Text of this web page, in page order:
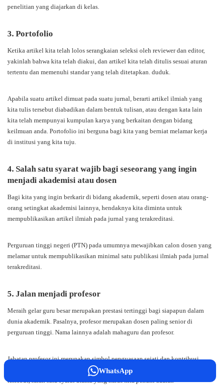
penelitian yang diajarkan di kelas.
3. Portofolio
Ketika artikel kita telah lolos serangkaian seleksi oleh reviewer dan editor,
yakinlah bahwa kita telah diakui, dan artikel kita telah ditulis sesuai aturan
tertentu dan memenuhi standar yang telah ditetapkan. duduk.
Apabila suatu artikel dimuat pada suatu jurnal, berarti artikel ilmiah yang
kita tulis tersebut diabadikan dalam bentuk tulisan, atau dengan kata lain
kita telah mempunyai kumpulan karya yang berkaitan dengan bidang
keilmuan anda. Portofolio ini berguna bagi kita yang berniat melamar kerja
di institusi yang kita tuju.
4. Salah satu syarat wajib bagi seseorang yang ingin
menjadi akademisi atau dosen
Bagi kita yang ingin berkarir di bidang akademik, seperti dosen atau orang-
orang setingkat akademisi lainnya, hendaknya kita diminta untuk
mempublikasikan artikel ilmiah pada jurnal yang terakreditasi.
Perguruan tinggi negeri (PTN) pada umumnya mewajibkan calon dosen yang
melamar untuk mempublikasikan minimal satu publikasi ilmiah pada jurnal
terakreditasi.
5. Jalan menjadi profesor
Meraih gelar guru besar merupakan prestasi tertinggi bagi siapapun dalam
dunia akademik. Pasalnya, profesor merupakan dosen paling senior di
perguruan tinggi. Nama lainnya adalah mahaguru dan profesor.
Jabatan profesor ini merupakan simbol penguasaan sejati dan kontribusi
signifikan kami terhadap bidang keilmuan tertentu. Untuk memperoleh gelar
tersebut, salah satu syarat utama yang harus kita penuhi adalah
WhatsApp